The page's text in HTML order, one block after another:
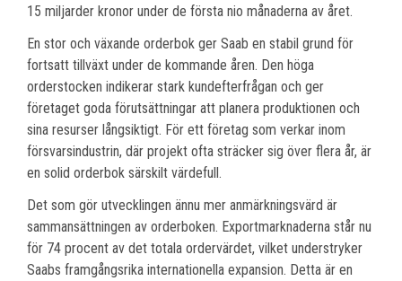
15 miljarder kronor under de första nio månaderna av året.
En stor och växande orderbok ger Saab en stabil grund för
fortsatt tillväxt under de kommande åren. Den höga
orderstocken indikerar stark kundefterfrågan och ger
företaget goda förutsättningar att planera produktionen och
sina resurser långsiktigt. För ett företag som verkar inom
försvarsindustrin, där projekt ofta sträcker sig över flera år, är
en solid orderbok särskilt värdefull.
Det som gör utvecklingen ännu mer anmärkningsvärd är
sammansättningen av orderboken. Exportmarknaderna står nu
för 74 procent av det totala ordervärdet, vilket understryker
Saabs framgångsrika internationella expansion. Detta är en